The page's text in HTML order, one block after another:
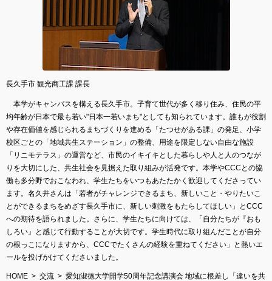
長久手市 観光商工課 課長
本学がキャンパスを構える長久手市。子育て世代が多く移り住み、住民の平
均年齢が日本で最も若い"日本一若いまち"としても知られています。誰もが役割
や存在価値を感じられるまちづくりを進める「たつせがある課」の発足、小学
校区ごとの「地域共生ステーション」の整備、用途を限定しない自由な施設
「リニモテラス」の運営など、市民のイキイキとした暮らしや人と人のつなが
りを大切にした、共生社会を見据えた取り組みが活発です。本学やCCCとの協
働も多分野でおこなわれ、学生たちをいつもあたたかく歓迎してくださってい
ます。名久井さんは「若者がチャレンジできるまち、新しいこと・やりたいこ
とができるまちをめざす長久手市に、新しい刺激をもたらしてほしい」とCCC
への期待を語られました。さらに、学生たちに向けては、「自分たちが『おも
しろい』と感じて行動することが大切です。学生時代に取り組んだことが自分
の根っこになりますから、CCCでたくさんの経験を重ねてください」と熱いエ
ールを投げかけてくださいました。
HOME 交流
愛知淑徳大学開学50周年記念講演会 地域に根差し「違いを共